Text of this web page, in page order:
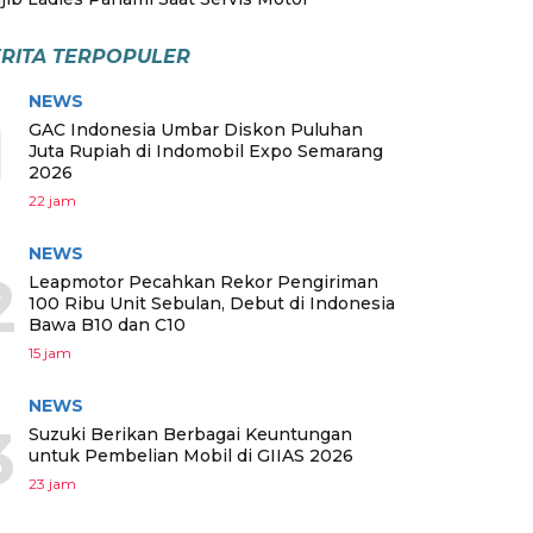
TERPOPULER
NEWS
GAC Indonesia Umbar Diskon Puluhan
Juta Rupiah di Indomobil Expo Semarang
2026
22 jam
NEWS
Leapmotor Pecahkan Rekor Pengiriman
100 Ribu Unit Sebulan, Debut di Indonesia
Bawa B10 dan C10
15 jam
NEWS
Suzuki Berikan Berbagai Keuntungan
untuk Pembelian Mobil di GIIAS 2026
23 jam